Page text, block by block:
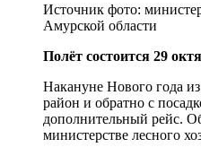
Источник фото:
Амурской области
Полёт состоится 29
Накануне Нового года
район и обратно с
дополнительный рейс.
министерстве лесного